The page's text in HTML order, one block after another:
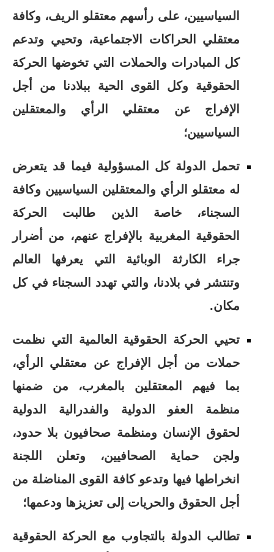
السياسيين، على رأسهم معتقلو الريف، وكافة
معتقلي الحراكات الاجتماعية، وتحيي وتدعم
كل المبادرات والحملات التي تخوضها الحركة
الحقوقية وكل القوى الحية ببلادنا من أجل
الإفراج عن معتقلي الرأي والمعتقلين
السياسيين؛
تحمل الدولة كل المسؤولية فيما قد يتعرض
له معتقلو الرأي والمعتقلين السياسيين وكافة
السجناء، خاصة الذين طالبت الحركة
الحقوقية المغربية بالإفراج عنهم، من أضرار
جراء الكارثة الوبائية التي يعرفها العالم
وتنتشر في بلادنا، والتي تهدد السجناء في كل
مكان.
تحيي الحركة الحقوقية العالمية التي نظمت
حملات من أجل الإفراج عن معتقلي الرأي،
بما فيهم المعتقلين بالمغرب، من ضمنها
منظمة العفو الدولية والفدرالية الدولية
لحقوق الإنسان ومنظمة صحافيون بلا حدود،
ولجن حماية الصحافيين، وتعلن اللجنة
انخراطها فيها وتدعو كافة القوى المناضلة من
أجل الحقوق والحريات إلى تعزيزها ودعمها؛
تطالب الدولة بالتجاوب مع الحركة الحقوقية